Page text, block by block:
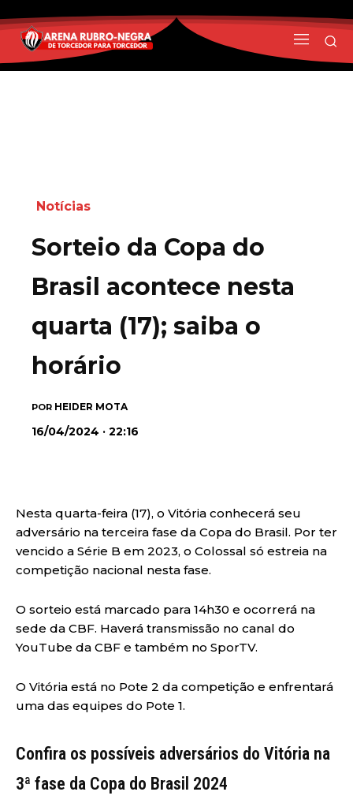
Notícias
Sorteio da Copa do
Brasil acontece nesta
quarta (17); saiba o
horário
POR HEIDER MOTA
16/04/2024 · 22:16
Nesta quarta-feira (17), o Vitória conhecerá seu
adversário na terceira fase da Copa do Brasil. Por ter
vencido a Série B em 2023, o Colossal só estreia na
competição nacional nesta fase.
O sorteio está marcado para 14h30 e ocorrerá na
sede da CBF. Haverá transmissão no canal do
YouTube da CBF e também no SporTV.
O Vitória está no Pote 2 da competição e enfrentará
uma das equipes do Pote 1.
Confira os possíveis adversários do Vitória na
3ª fase da Copa do Brasil 2024